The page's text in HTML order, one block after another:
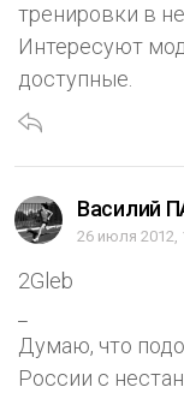
тренировки в
Интересуют
доступные.
Василий
26 июля 2012,
2Gleb
Думаю, что
России с